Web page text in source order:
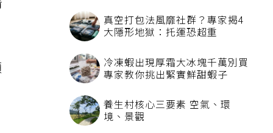
真空打包法風靡社群？專家揭4
大隱形地獄：托運恐超重
冷凍蝦出現厚霜大冰塊千萬別買
專家教你挑出緊實鮮甜蝦子
養生村核心三要素 空氣、環
境、景觀